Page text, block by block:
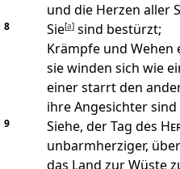
und die Herzen aller
8 Sie[a]sind bestürzt;
Krämpfe und Wehen
sie winden sich wie
einer starrt den
ihre Angesichter
9 Siehe, der Tag des
unbarmherziger,
das Land zur Wüste